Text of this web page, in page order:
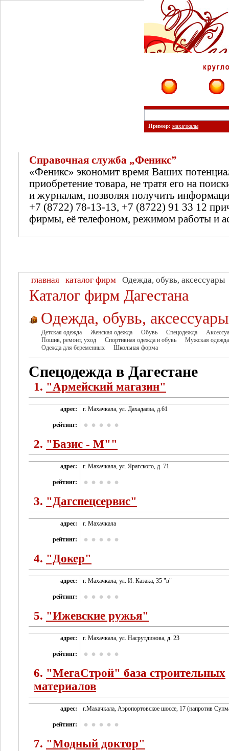
Пример: махачкалы
Справочная служба „Феникс”
«Феникс» экономит время Ваших
приобретение товара, не тратя его на
и журналам, позволяя получить
+7 (8722) 78-13-13, +7 (8722) 91 33 12
фирмы, её телефоном, режимом работы и
главная каталог фирм Одежда, обувь, аксессуары
Каталог фирм Дагестана
Одежда, обувь, аксессуары
Детская одежда Женская одежда Обувь Спецодежда
Пошив, ремонт, уход
Спортивная одежда и обувь
Мужская одежда
Одежда для беременных
Школьная форма
Спецодежда в Дагестане
1. "Армейский магазин"
адрес: г. Махачкала, ул. Дахадаева, д.61
рейтинг:
2. "Базис - М""
адрес: г. Махачкала, ул. Ярагского, д. 71
рейтинг:
3. "Дагспецсервис"
адрес: г. Махачкала
рейтинг:
4. "Докер"
адрес: г. Махачкала, ул. И. Казака, 35 "в"
рейтинг:
5. "Ижевские ружья"
адрес: г. Махачкала, ул. Насрутдинова, д. 23
рейтинг:
6. "МегаСтрой" база строительных
материалов
адрес: г.Махачкала, Аэропортовское шоссе, 17 (напротив
рейтинг:
7. "Модный доктор"